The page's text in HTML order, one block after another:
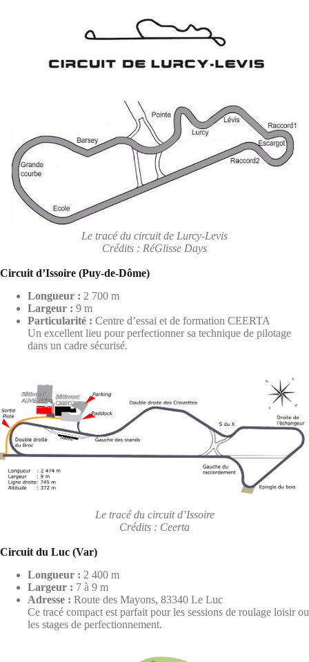
Le tracé du circuit de Lurcy-Levis
Crédits : RéGlisse Days
Circuit d’Issoire (Puy-de-Dôme)
Longueur : 2 700 m
Largeur : 9 m
Particularité : Centre d’essai et de formation CEERTA
Un excellent lieu pour perfectionner sa technique de pilotage
dans un cadre sécurisé.
Le tracé du circuit d’Issoire
Crédits : Ceerta
Circuit du Luc (Var)
Longueur : 2 400 m
Largeur : 7 à 9 m
Adresse : Route des Mayons, 83340 Le Luc
Ce tracé compact est parfait pour les sessions de roulage loisir ou
les stages de perfectionnement.